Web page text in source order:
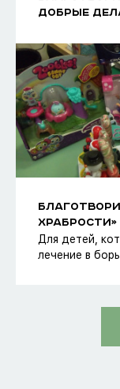
ДОБРЫЕ
ХРАБРОСТИ»
Для детей,
лечение в